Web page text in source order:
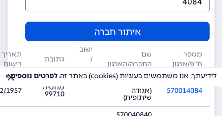
איתור חברה
מספר
ח"פ/ארגון
שם
החברה/הארגון
ישוב
/
עיר
כתובת
תאריך
רישום
570014084
(אגודה
שיתופית)
מחסיה
99710
1957
לידיעתך, אנו משתמשים בעוגיות (cookies) באתר זה. לפרטים נוספים »